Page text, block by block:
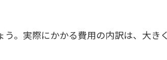
。実際にかかる費用の内訳は、大き